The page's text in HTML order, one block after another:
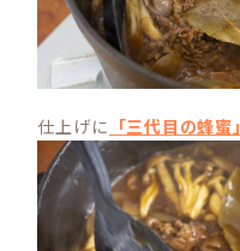
仕上げに 「三代目の蜂蜜」